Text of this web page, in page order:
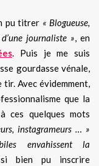
pu titrer « Blogueuse,
journaliste », en
. Puis je me suis
gourdasse vénale,
Avec évidemment,
que la
ces quelques mots
instagrameurs … »
envahissent la
bien pu inscrire